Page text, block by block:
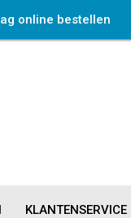
online bestellen
KLANTENSERVICE